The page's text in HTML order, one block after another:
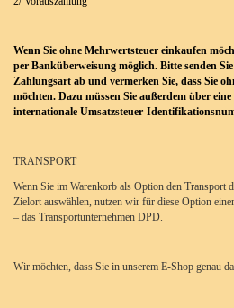
Wenn Sie ohne Mehrwertsteuer einkaufen
per Banküberweisung möglich. Bitte senden
Zahlungsart ab und vermerken Sie, dass Sie
möchten. Dazu müssen Sie außerdem über
internationale Umsatzsteuer-
TRANSPORT
Wenn Sie im Warenkorb als Option den Transport
Zielort auswählen, nutzen wir für diese Option
– das Transportunternehmen DPD.
Wir möchten, dass Sie in unserem E-Shop genau